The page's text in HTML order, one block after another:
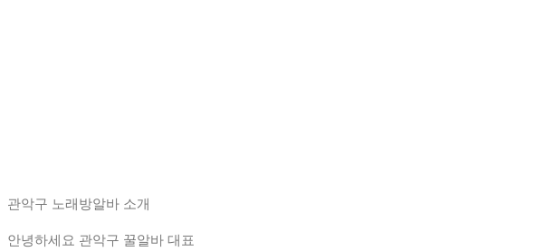
관악구 노래방알바 소개
안녕하세요 관악구 꿀알바 대표